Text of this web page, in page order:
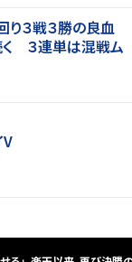
り３戦３勝の良血
３連単は混戦ム